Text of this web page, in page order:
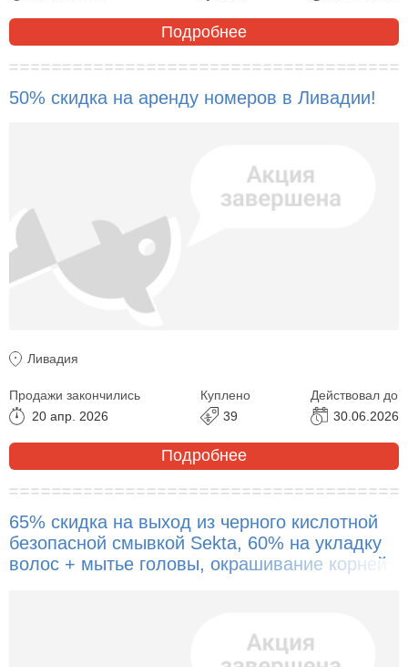
Подробнее
50% скидка на аренду номеров в Ливадии!
Ливадия
Продажи закончились
20 апр. 2026
Куплено
39
Действовал до
30.06.2026
Подробнее
65% скидка на выход из черного кислотной
безопасной смывкой Sekta, 60% на укладку
волос + мытье головы, окрашивание корней